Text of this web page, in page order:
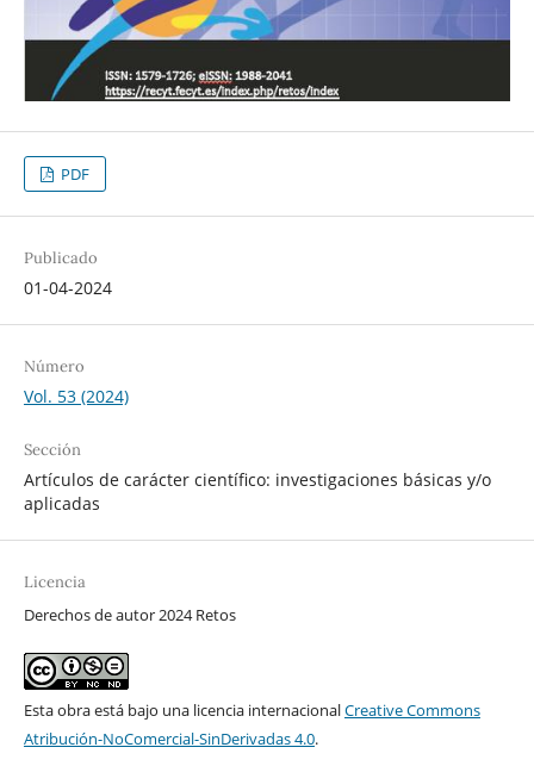
PDF
Publicado
01-04-2024
Número
Vol. 53 (2024)
Sección
Artículos de carácter científico: investigaciones básicas y/o
aplicadas
Licencia
Derechos de autor 2024 Retos
Esta obra está bajo una licencia internacionalCreative Commons
Atribución-NoComercial-SinDerivadas 4.0.